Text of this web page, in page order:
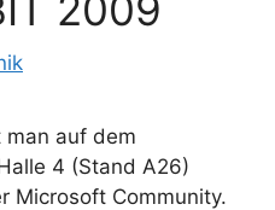
auf dem
4 (Stand A26)
Microsoft Community.